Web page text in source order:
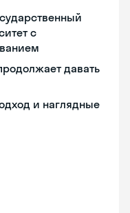
с
давать
и наглядные